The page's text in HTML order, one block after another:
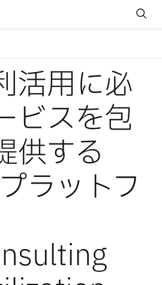
活用に必
ビスを包
供する
ラットフ